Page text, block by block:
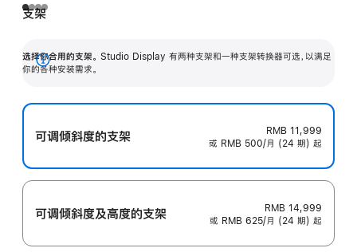
支架
选择你合用的支架。 Studio Display 有两种支架和一种支架转换器可选，以满足
你的各种安装需求。
展
可调倾斜度的支架
RMB 11,999
或 RMB 500/月 (24 期) 起
可调倾斜度及高‍度的支‍架
RMB 14,999
或 RMB 625/月 (24 期) 起